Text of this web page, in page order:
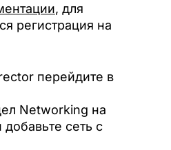
, для
регистрация на
перейдите в
Networking на
сеть с